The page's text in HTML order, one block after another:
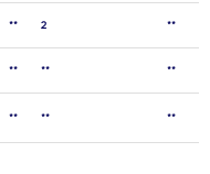
** 2 **
** ** **
** ** **